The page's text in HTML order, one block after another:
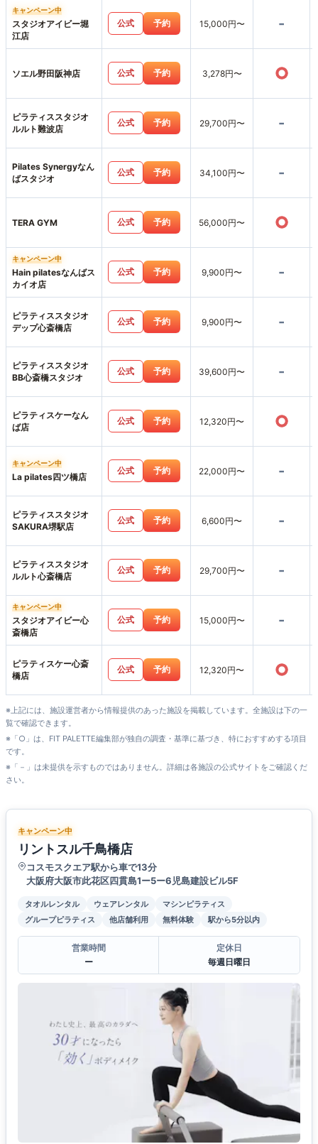
キャンペーン中
スタジオアイビー堀
江店
公式 予約 15,000円〜 -
ソエル野田阪神店 公式 予約 3,278円〜 ○
ピラティススタジオ
ルルト難波店
公式 予約 29,700円〜 -
Pilates Synergyなん
ばスタジオ
公式 予約 34,100円〜 -
TERA GYM 公式 予約 56,000円〜 ○
キャンペーン中
Hain pilatesなんばス
カイオ店
公式 予約 9,900円〜 -
ピラティススタジオ
デップ心斎橋店
公式 予約 9,900円〜 -
ピラティススタジオ
BB心斎橋スタジオ
公式 予約 39,600円〜 -
ピラティスケーなん
ば店
公式 予約 12,320円〜 ○
キャンペーン中
La pilates四ツ橋店
公式 予約 22,000円〜 -
ピラティススタジオ
SAKURA堺駅店
公式 予約 6,600円〜 -
ピラティススタジオ
ルルト心斎橋店
公式 予約 29,700円〜 -
キャンペーン中
スタジオアイビー心
斎橋店
公式 予約 15,000円〜 -
ピラティスケー心斎
橋店
公式 予約 12,320円〜 ○
※上記には、施設運営者から情報提供のあった施設を掲載しています。全施設は下の一
覧で確認できます。
※「○」は、FIT PALETTE編集部が独自の調査・基準に基づき、特におすすめする項目
です。
※「－」は未提供を示すものではありません。詳細は各施設の公式サイトをご確認くだ
さい。
キャンペーン中
リントスル千鳥橋店
コスモスクエア駅から車で13分
大阪府大阪市此花区四貫島1ー5ー6児島建設ビル5F
タオルレンタル ウェアレンタル
マシンピラティス
グループピラティス
他店舗利用 無料体験 駅から5分以内
営業時間
ー
定休日
毎週日曜日